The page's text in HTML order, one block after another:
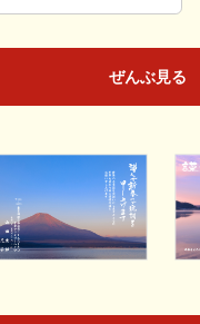
ぜんぶ見る